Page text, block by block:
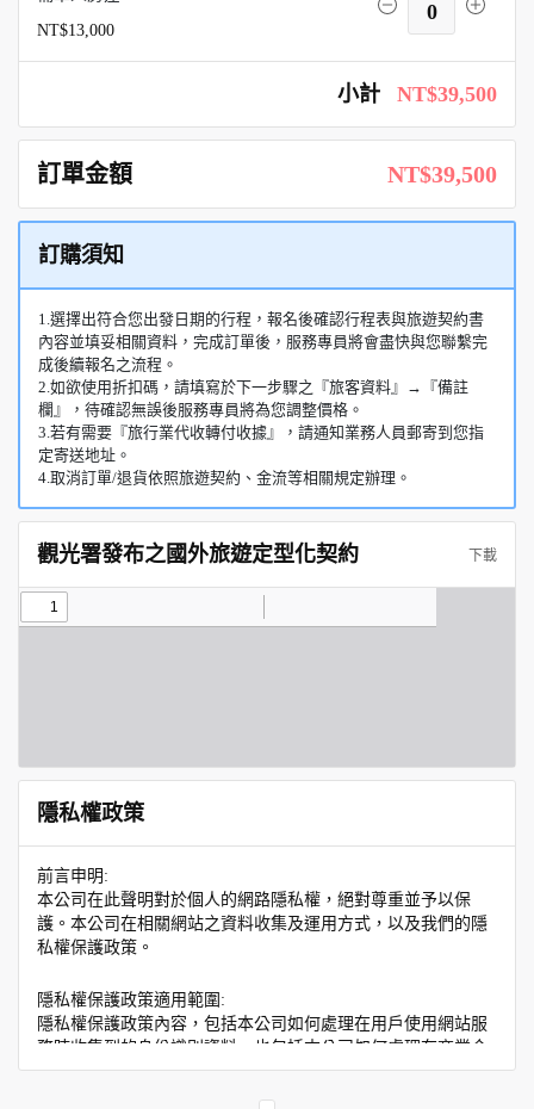
NT$13,000
0
小計 NT$39,500
訂單金額 NT$39,500
訂購須知
1.選擇出符合您出發日期的行程，報名後確認行程表與旅遊契約書
內容並填妥相關資料，完成訂單後，服務專員將會盡快與您聯繫完
成後續報名之流程。
2.如欲使用折扣碼，請填寫於下一步驟之『旅客資料』→『備註
欄』，待確認無誤後服務專員將為您調整價格。
3.若有需要『旅行業代收轉付收據』，請通知業務人員郵寄到您指
定寄送地址。
4.取消訂單/退貨依照旅遊契約、金流等相關規定辦理。
觀光署發布之國外旅遊定型化契約 下載
隱私權政策
前言申明:
本公司在此聲明對於個人的網路隱私權，絕對尊重並予以保
護。本公司在相關網站之資料收集及運用方式，以及我們的隱
私權保護政策。
隱私權保護政策適用範圍:
隱私權保護政策內容，包括本公司如何處理在用戶使用網站服
務時收集到的身份識別資料，也包括本公司如何處理在商業合
作與本公司合作時分享的任何身份識別資料。隱私權保護政策